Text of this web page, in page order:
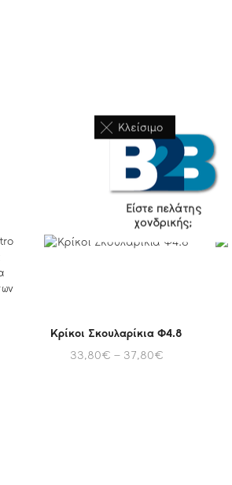
Κλείσιμο
Είστε πελάτης
χονδρικής;
Κρίκοι Σκουλαρίκια Φ4.8
33,80€ – 37,80€